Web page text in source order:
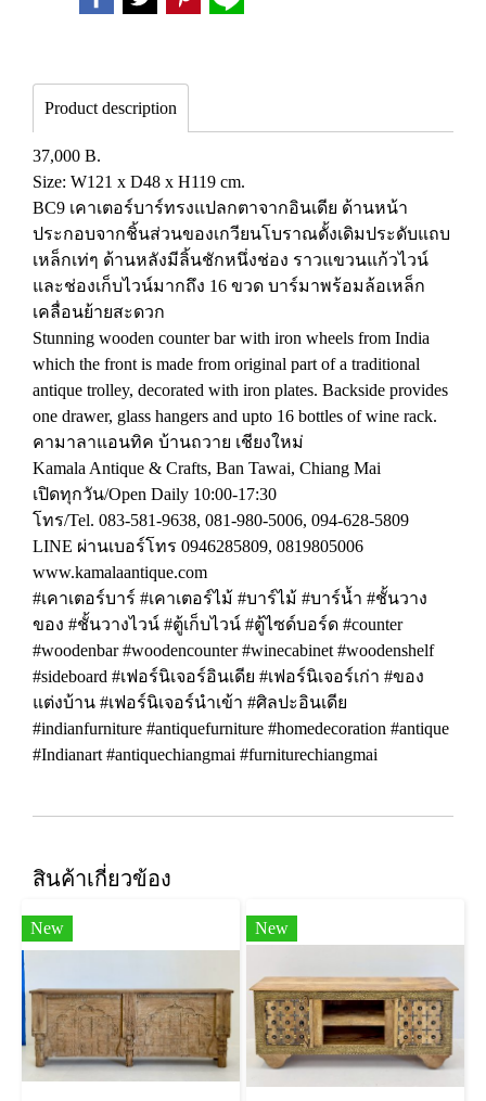
Product description
37,000 B.
Size: W121 x D48 x H119 cm.
BC9 เคาเตอร์บาร์ทรงแปลกตาจากอินเดีย ด้านหน้า
ประกอบจากชิ้นส่วนของเกวียนโบราณดั้งเดิมประดับแถบ
เหล็กเท่ๆ ด้านหลังมีลิ้นชักหนึ่งช่อง ราวแขวนแก้วไวน์
และช่องเก็บไวน์มากถึง 16 ขวด บาร์มาพร้อมล้อเหล็ก
เคลื่อนย้ายสะดวก
Stunning wooden counter bar with iron wheels from India
which the front is made from original part of a traditional
antique trolley, decorated with iron plates. Backside provides
one drawer, glass hangers and upto 16 bottles of wine rack.
คามาลาแอนทิค บ้านถวาย เชียงใหม่
Kamala Antique & Crafts, Ban Tawai, Chiang Mai
เปิดทุกวัน/Open Daily 10:00-17:30
โทร/Tel. 083-581-9638, 081-980-5006, 094-628-5809
LINE ผ่านเบอร์โทร 0946285809, 0819805006
www.kamalaantique.com
#เคาเตอร์บาร์ #เคาเตอร์ไม้ #บาร์ไม้ #บาร์น้ำ #ชั้นวาง
ของ #ชั้นวางไวน์ #ตู้เก็บไวน์ #ตู้ไซด์บอร์ด #counter
#woodenbar #woodencounter #winecabinet #woodenshelf
#sideboard #เฟอร์นิเจอร์อินเดีย #เฟอร์นิเจอร์เก่า #ของ
แต่งบ้าน #เฟอร์นิเจอร์นำเข้า #ศิลปะอินเดีย
#indianfurniture #antiquefurniture #homedecoration #antique
#Indianart #antiquechiangmai #furniturechiangmai
สินค้าเกี่ยวข้อง
New New